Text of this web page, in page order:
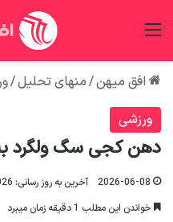
افق میهن/منهای تحلیل/
ورزشی
دهن کجی سگ ولگرد
2026-06-08 آخرین به روز رسانی: 2026-06-08
خواندن این مطلب 1 دقیقه زمان میبرد